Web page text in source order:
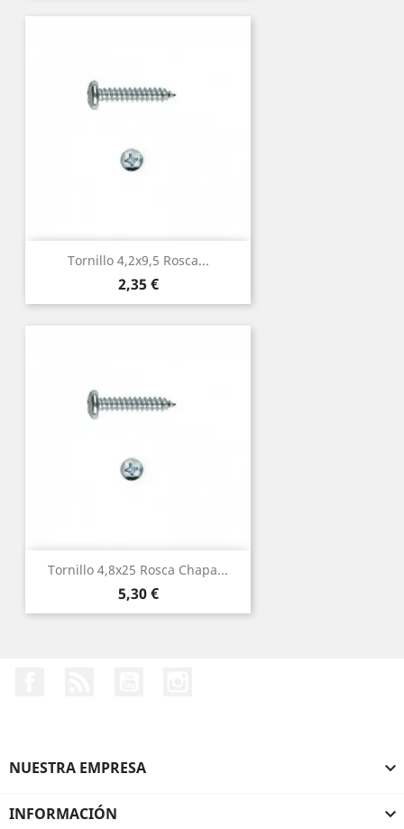
Tornillo 4,2x9,5 Rosca...
Precio
2,35 €
Tornillo 4,8x25 Rosca Chapa...
Precio
5,30 €
NUESTRA EMPRESA 
INFORMACIÓN 